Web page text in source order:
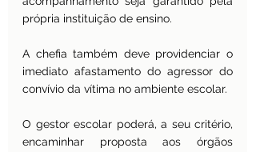
própria instituição de ensino.
A chefia também deve providenciar o
imediato afastamento do agressor do
convívio da vítima no ambiente escolar.
O gestor escolar poderá, a seu critério,
encaminhar proposta aos órgãos